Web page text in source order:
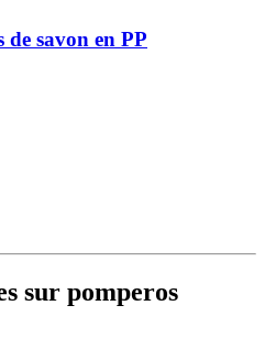
savon en PP
sur pomperos